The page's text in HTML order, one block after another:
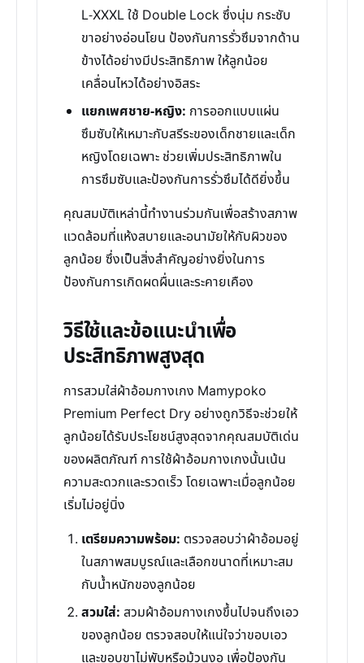
L-XXXL ใช้ Double Lock ซึ่งนุ่ม กระชับ
ขาอย่างอ่อนโยน ป้องกันการรั่วซึมจากด้าน
ข้างได้อย่างมีประสิทธิภาพ ให้ลูกน้อย
เคลื่อนไหวได้อย่างอิสระ
แยกเพศชาย-หญิง: การออกแบบแผ่น
ซึมซับให้เหมาะกับสรีระของเด็กชายและเด็ก
หญิงโดยเฉพาะ ช่วยเพิ่มประสิทธิภาพใน
การซึมซับและป้องกันการรั่วซึมได้ดียิ่งขึ้น
คุณสมบัติเหล่านี้ทำงานร่วมกันเพื่อสร้างสภาพ
แวดล้อมที่แห้งสบายและอนามัยให้กับผิวของ
ลูกน้อย ซึ่งเป็นสิ่งสำคัญอย่างยิ่งในการ
ป้องกันการเกิดผดผื่นและระคายเคือง
วิธีใช้และข้อแนะนำเพื่อ
ประสิทธิภาพสูงสุด
การสวมใส่ผ้าอ้อมกางเกง Mamypoko
Premium Perfect Dry อย่างถูกวิธีจะช่วยให้
ลูกน้อยได้รับประโยชน์สูงสุดจากคุณสมบัติเด่น
ของผลิตภัณฑ์ การใช้ผ้าอ้อมกางเกงนั้นเน้น
ความสะดวกและรวดเร็ว โดยเฉพาะเมื่อลูกน้อย
เริ่มไม่อยู่นิ่ง
เตรียมความพร้อม: ตรวจสอบว่าผ้าอ้อมอยู่
ในสภาพสมบูรณ์และเลือกขนาดที่เหมาะสม
กับน้ำหนักของลูกน้อย
สวมใส่: สวมผ้าอ้อมกางเกงขึ้นไปจนถึงเอว
ของลูกน้อย ตรวจสอบให้แน่ใจว่าขอบเอว
และขอบขาไม่พับหรือม้วนงอ เพื่อป้องกัน